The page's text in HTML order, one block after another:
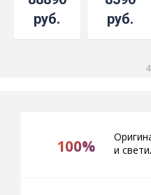
руб.
руб.
4
100%
и